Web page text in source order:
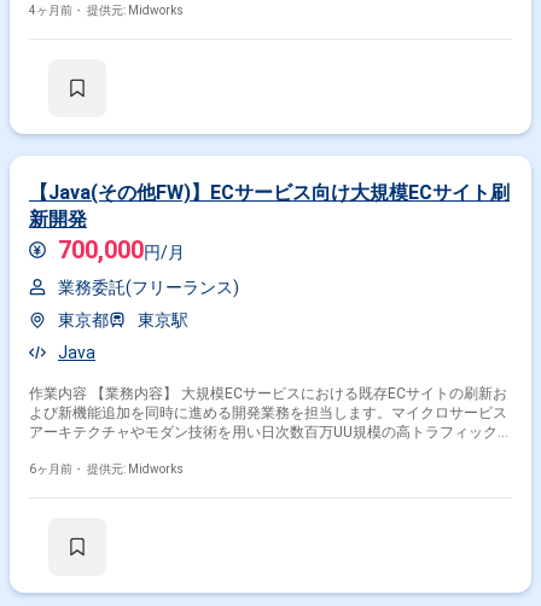
がら、継続的なリリースに対応します。また、仕様の整理や関係者との調
4ヶ月前・ 提供元: Midworks
【Java(その他FW)】ECサービス向け大規模ECサイト刷
新開発
700,000円/月
業務委託(フリーランス)
東京都
東京駅
Java
作業内容 【業務内容】 大規模ECサービスにおける既存ECサイトの刷新お
よび新機能追加を同時に進める開発業務を担当します。マイクロサービス
アーキテクチャやモダン技術を用い日次数百万UU規模の高トラフィックに
ストまでを一貫して対応し品質と開発スピードの両立を求められる環境で
6ヶ月前・ 提供元: Midworks
掛け合わせ条件で絞り込む
職種で絞り込む
Objective-C × スマホアプリエンジニア
Objective-C × アプリケーションエンジニア
Objective-C × 副業